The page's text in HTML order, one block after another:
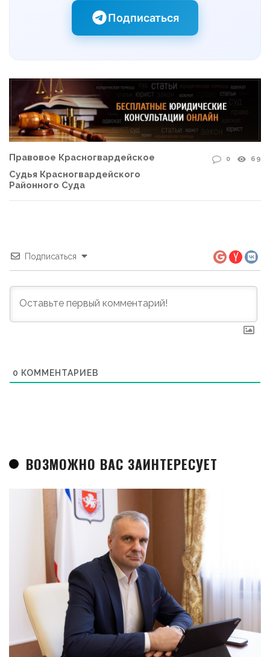
Подписаться
Правовое Красногвардейское
Судья Красногвардейского
Районного Суда
0 69
Подписаться
0 КОММЕНТАРИЕВ
ВОЗМОЖНО ВАС ЗАИНТЕРЕСУЕТ